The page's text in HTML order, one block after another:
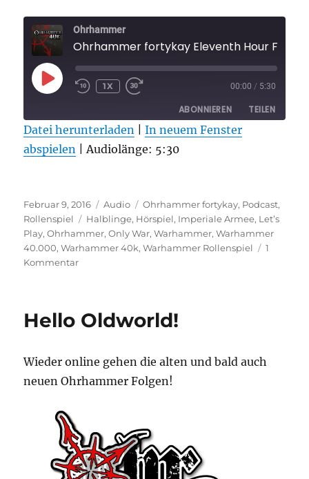
Ohrhammer
Ohrhammer fortykay Eleventh Hour Folge
PLAY
EPISODE
1X 00:00 / 5:30
ABONNIEREN TEILEN
RSS FEED
TEILEN
EMBED
Datei herunterladen |In neuem Fenster
abspielen |Audiolänge: 5:30
Veröffentlicht
am
Februar 9, 2016 Format
Audio Kategorien
Ohrhammer fortykay, Podcast,
Rollenspiel
Schlagwörter
Halblinge, Hörspiel, Imperiale Armee, Let’s
Play,Ohrhammer,Only War,Warhammer,Warhammer
40.000,Warhammer 40k,Warhammer Rollenspiel
1
Kommentarzu
Hour
Hello Oldworld!
Wieder online gehen die alten und bald auch
neuen Ohrhammer Folgen!